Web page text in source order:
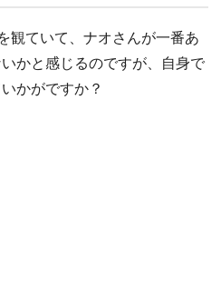
観ていて、ナオさんが一番あ
かと感じるのですが、自身で
かがですか？